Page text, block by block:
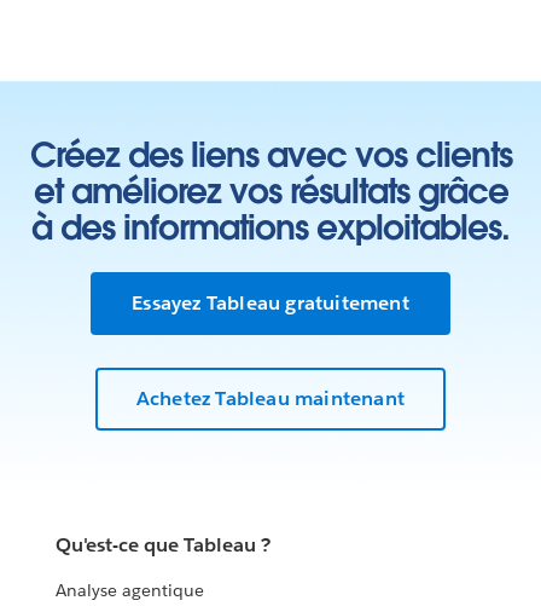
Créez des liens avec vos clients
et améliorez vos résultats grâce
à des informations exploitables.
Essayez Tableau gratuitement
Achetez Tableau maintenant
Qu'est-ce que Tableau ?
Analyse agentique